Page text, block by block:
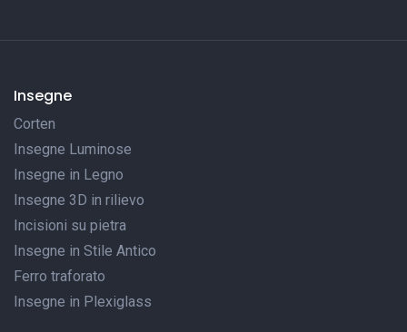
Insegne
Corten
Insegne Luminose
Insegne in Legno
Insegne 3D in rilievo
Incisioni su pietra
Insegne in Stile Antico
Ferro traforato
Insegne in Plexiglass